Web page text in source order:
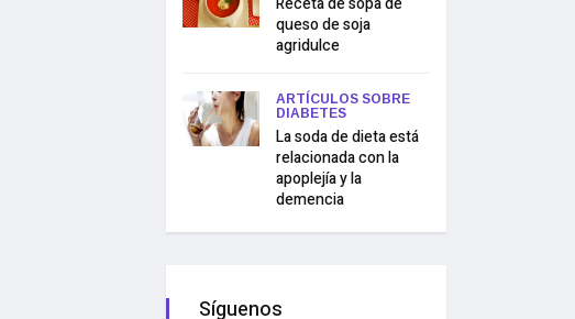
queso de soja
agridulce
ARTÍCULOS SOBRE
DIABETES
La soda de dieta está
relacionada con la
apoplejía y la
demencia
Síguenos